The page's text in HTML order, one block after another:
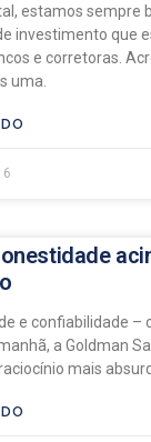
estamos sempre
investimento que
e corretoras.
uma.
e confiabilidade –
a Goldman
mais